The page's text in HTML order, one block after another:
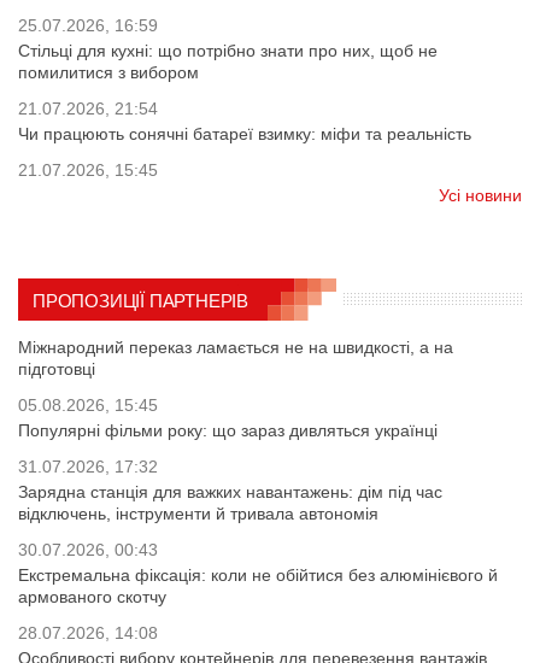
25.07.2026, 16:59
Стільці для кухні: що потрібно знати про них, щоб не
помилитися з вибором
21.07.2026, 21:54
Чи працюють сонячні батареї взимку: міфи та реальність
21.07.2026, 15:45
Усі новини
ПРОПОЗИЦІЇ ПАРТНЕРІВ
Міжнародний переказ ламається не на швидкості, а на
підготовці
05.08.2026, 15:45
Популярні фільми року: що зараз дивляться українці
31.07.2026, 17:32
Зарядна станція для важких навантажень: дім під час
відключень, інструменти й тривала автономія
30.07.2026, 00:43
Екстремальна фіксація: коли не обійтися без алюмінієвого й
армованого скотчу
28.07.2026, 14:08
Особливості вибору контейнерів для перевезення вантажів